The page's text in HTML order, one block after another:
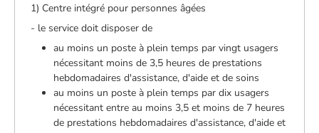
1) Centre intégré pour personnes âgées
- le service doit disposer de
au moins un poste à plein temps par vingt usagers
nécessitant moins de 3,5 heures de prestations
hebdomadaires d'assistance, d'aide et de soins
au moins un poste à plein temps par dix usagers
nécessitant entre au moins 3,5 et moins de 7 heures
de prestations hebdomadaires d'assistance, d'aide et